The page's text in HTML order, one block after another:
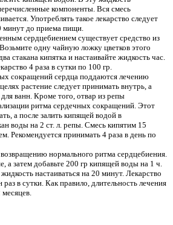
компоненты. Вся смесь
Употреблять такое лекарство следует
минут до приема пищи.
сердцебиением существует средство из
одну чайную ложку цветков этого
стакана кипятка и настаивайте жидкость час.
4 раза в сутки по 100 гр.
сокращений сердца поддаются лечению
растение следует принимать внутрь, а
ванн. Кроме того, отвар из репы
ритма сердечных сокращений. Этот
а после залить кипящей водой в
воды на 2 ст. л. репы. Смесь кипятим 15
Рекомендуется принимать 4 раза в день по
нормального ритма сердцебиения.
а затем добавьте 200 гр кипящей воды на 1 ч.
жидкость настаиваться на 20 минут. Лекарство
раз в сутки. Как правило, длительность лечения